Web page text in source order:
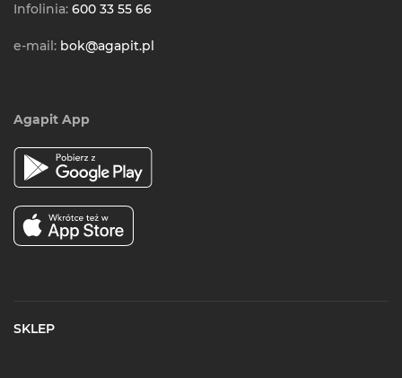
Infolinia: 600 33 55 66
e-mail: bok@agapit.pl
Agapit App
SKLEP